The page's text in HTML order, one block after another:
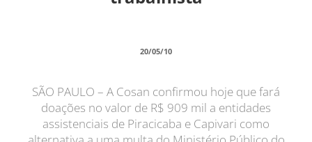
20/05/10
SÃO PAULO – A Cosan confirmou hoje que fará
doações no valor de R$ 909 mil a entidades
assistenciais de Piracicaba e Capivari como